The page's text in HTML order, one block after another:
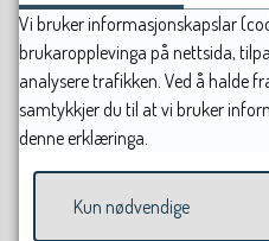
допомога: 113
Sist endret 11.05.2026 09.43
Vi bruker informasjonskapslar
brukaropplevinga på nettsida,
analysere trafikken. Ved å halde
samtykkjer du til at vi bruker
denne erklæringa.
Kun nødvendige